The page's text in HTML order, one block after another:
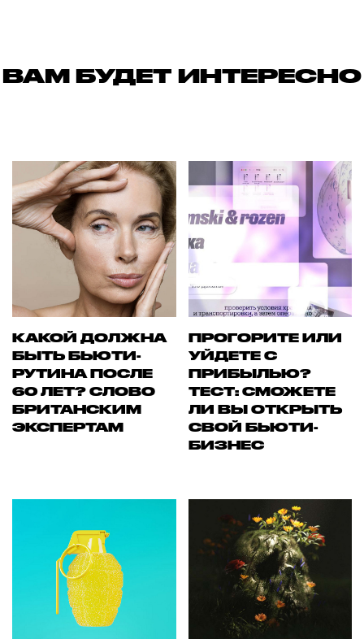
ВАМ БУДЕТ ИНТЕРЕСНО
КАКОЙ ДОЛЖНА
БЫТЬ БЬЮТИ-
РУТИНА ПОСЛЕ
60 ЛЕТ? СЛОВО
БРИТАНСКИМ
ЭКСПЕРТАМ
ПРОГОРИТЕ ИЛИ
УЙДЕТЕ С
ПРИБЫЛЬЮ?
ТЕСТ: СМОЖЕТЕ
ЛИ ВЫ ОТКРЫТЬ
СВОЙ БЬЮТИ-
БИЗНЕС